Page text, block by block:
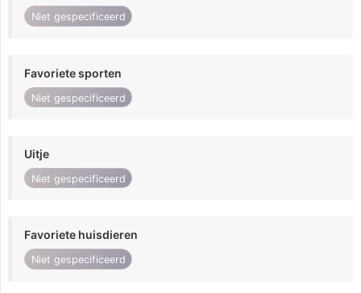
Niet gespecificeerd
Favoriete sporten
Niet gespecificeerd
Uitje
Niet gespecificeerd
Favoriete huisdieren
Niet gespecificeerd